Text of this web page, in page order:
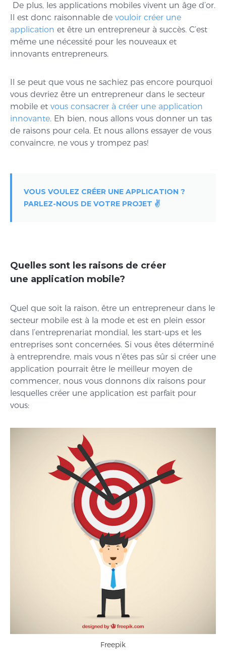
De plus, les applications mobiles vivent un âge d’or.
Il est donc raisonnable de vouloir créer une
application et être un entrepreneur à succès. C’est
même une nécessité pour les nouveaux et
innovants entrepreneurs.
Il se peut que vous ne sachiez pas encore pourquoi
vous devriez être un entrepreneur dans le secteur
mobile et vous consacrer à créer une application
innovante. Eh bien, nous allons vous donner un tas
de raisons pour cela. Et nous allons essayer de vous
convaincre, ne vous y trompez pas!
VOUS VOULEZ CRÉER UNE APPLICATION ?
PARLEZ-NOUS DE VOTRE PROJET ✌️
Quelles sont les raisons de créer
une application mobile?
Quel que soit la raison, être un entrepreneur dans le
secteur mobile est à la mode et est en plein essor
dans l’entreprenariat mondial, les start-ups et les
entreprises sont concernées. Si vous êtes déterminé
à entreprendre, mais vous n’êtes pas sûr si créer une
application pourrait être le meilleur moyen de
commencer, nous vous donnons dix raisons pour
lesquelles créer une application est parfait pour
vous:
Freepik